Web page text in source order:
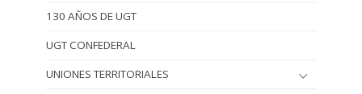
130 AÑOS DE UGT
UGT CONFEDERAL
UNIONES TERRITORIALES